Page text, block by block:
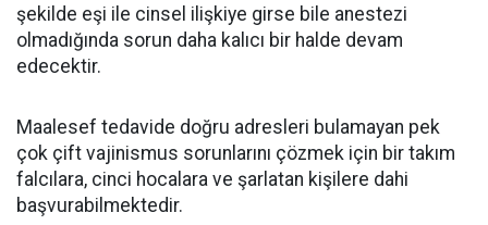
şekilde eşi ile cinsel ilişkiye girse bile anestezi
olmadığında sorun daha kalıcı bir halde devam
edecektir.
Maalesef tedavide doğru adresleri bulamayan pek
çok çift vajinismus sorunlarını çözmek için bir takım
falcılara, cinci hocalara ve şarlatan kişilere dahi
başvurabilmektedir.